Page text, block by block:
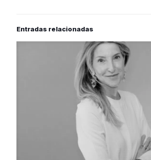
Entradas relacionadas